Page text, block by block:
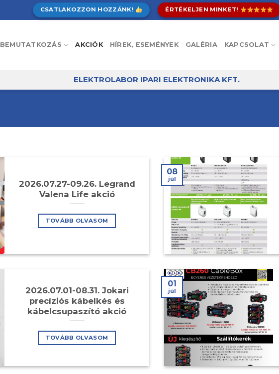
CSATLAKOZZON HOZZÁNK! ÉRTÉKELJEN MINKET!
BEMUTATKOZÁS AKCIÓK HÍREK, ESEMÉNYEK GALÉRIA KAPCSOLAT
ELEKTROLABOR IPARI ELEKTRONIKA KFT.
2026.07.27-09.26. Legrand
Valena Life akció
TOVÁBB OLVASOM
08
júl
2026.07.01-08.31. Jokari
precíziós kábelkés és
kábelcsupaszító akció
TOVÁBB OLVASOM
01
júl